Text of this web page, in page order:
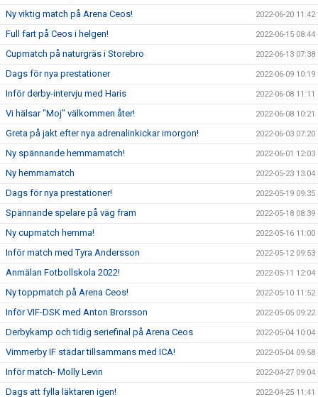
Ny viktig match på Arena Ceos! 2022-06-20 11:42
Full fart på Ceos i helgen! 2022-06-15 08:44
Cupmatch på naturgräs i Storebro 2022-06-13 07:38
Dags för nya prestationer 2022-06-09 10:19
Inför derby-intervju med Haris 2022-06-08 11:11
Vi hälsar "Moj" välkommen åter! 2022-06-08 10:21
Greta på jakt efter nya adrenalinkickar imorgon! 2022-06-03 07:20
Ny spännande hemmamatch! 2022-06-01 12:03
Ny hemmamatch 2022-05-23 13:04
Dags för nya prestationer! 2022-05-19 09:35
Spännande spelare på väg fram 2022-05-18 08:39
Ny cupmatch hemma! 2022-05-16 11:00
Inför match med Tyra Andersson 2022-05-12 09:53
Anmälan Fotbollskola 2022! 2022-05-11 12:04
Ny toppmatch på Arena Ceos! 2022-05-10 11:52
Inför VIF-DSK med Anton Brorsson 2022-05-05 09:22
Derbykamp och tidig seriefinal på Arena Ceos 2022-05-04 10:04
Vimmerby IF städar tillsammans med ICA! 2022-05-04 09:58
Inför match- Molly Levin 2022-04-27 09:04
Dags att fylla läktaren igen! 2022-04-25 11:41